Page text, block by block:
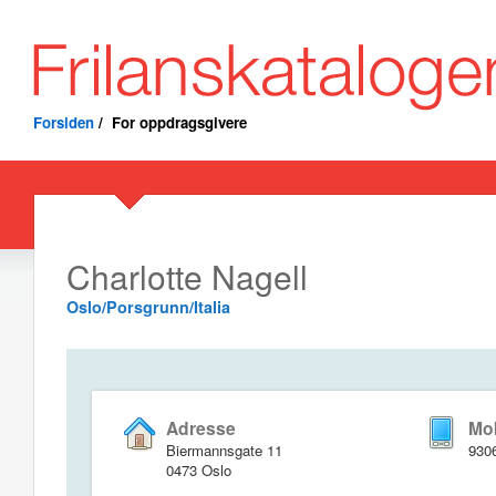
Forsiden / For oppdragsgivere
Charlotte Nagell
Oslo/Porsgrunn/Italia
Adresse
Biermannsgate 11
0473 Oslo